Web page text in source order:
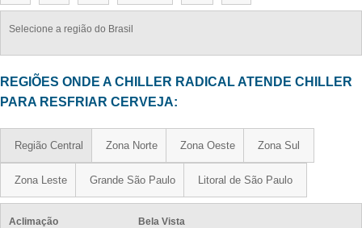
Selecione a região do Brasil
REGIÕES ONDE A CHILLER RADICAL ATENDE CHILLER
PARA RESFRIAR CERVEJA:
Região Central Zona Norte Zona Oeste Zona Sul
Zona Leste Grande São Paulo Litoral de São Paulo
Aclimação
Bela Vista